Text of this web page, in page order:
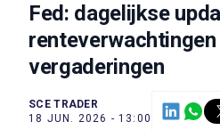
Fed: dagelijkse
vergaderingen
SCE TRADER
18 JUN. 2026 - 13:00